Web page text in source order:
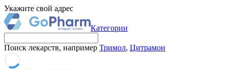
Укажите свой адрес
Категории
Поиск лекарств, например Тримол, Цитрамон